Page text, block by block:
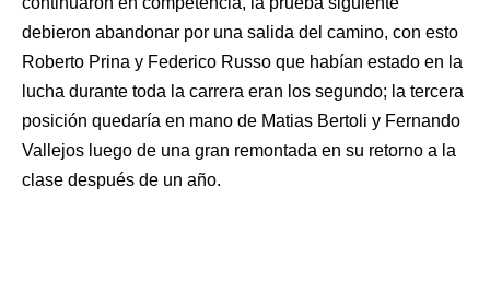
debieron abandonar por una salida del camino, con esto
Roberto Prina y Federico Russo que habían estado en la
lucha durante toda la carrera eran los segundo; la tercera
posición quedaría en mano de Matias Bertoli y Fernando
Vallejos luego de una gran remontada en su retorno a la
clase después de un año.